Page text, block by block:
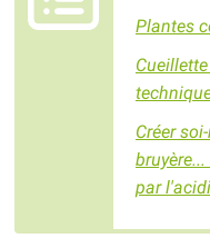
Plantes
Créer
par